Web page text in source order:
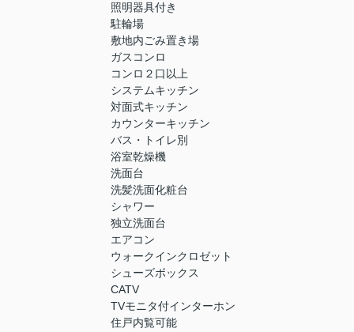
照明器具付き
駐輪場
敷地内ごみ置き場
ガスコンロ
コンロ２口以上
システムキッチン
対面式キッチン
カウンターキッチン
バス・トイレ別
浴室乾燥機
洗面台
洗髪洗面化粧台
シャワー
独立洗面台
エアコン
ウォークインクロゼット
シューズボックス
CATV
TVモニタ付インターホン
住戸内覧可能